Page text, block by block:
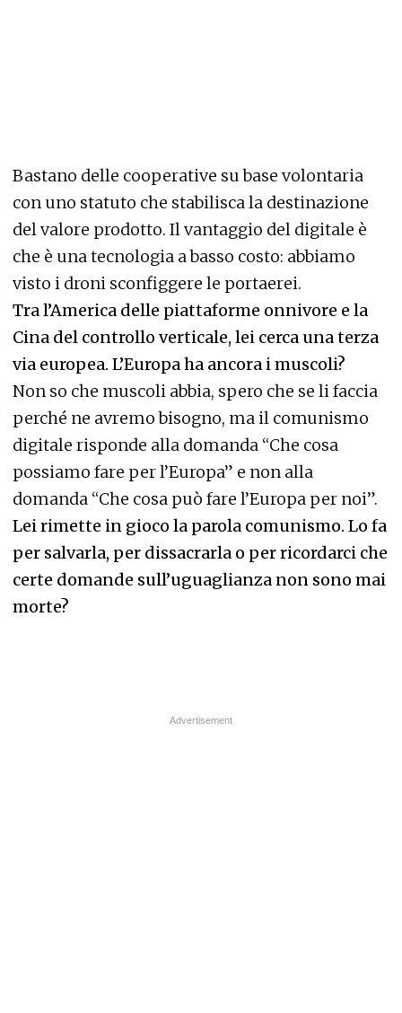
Bastano delle cooperative su base volontaria
con uno statuto che stabilisca la destinazione
del valore prodotto. Il vantaggio del digitale è
che è una tecnologia a basso costo: abbiamo
visto i droni sconfiggere le portaerei.
Tra l’America delle piattaforme onnivore e la
Cina del controllo verticale, lei cerca una terza
via europea. L’Europa ha ancora i muscoli?
Non so che muscoli abbia, spero che se li faccia
perché ne avremo bisogno, ma il comunismo
digitale risponde alla domanda “Che cosa
possiamo fare per l’Europa” e non alla
domanda “Che cosa può fare l’Europa per noi”.
Lei rimette in gioco la parola comunismo. Lo fa
per salvarla, per dissacrarla o per ricordarci che
certe domande sull’uguaglianza non sono mai
morte?